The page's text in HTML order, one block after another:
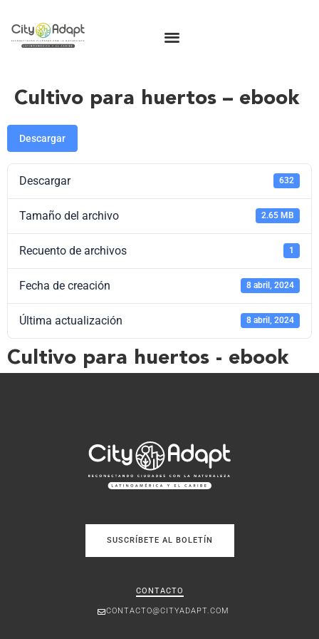
Cultivo para huertos – ebook
Descargar
Descargar 632
Tamaño del archivo 2.65 MB
Recuento de archivos 1
Fecha de creación 8 abril, 2024
Última actualización 8 abril, 2024
Cultivo para huertos - ebook
SUSCRÍBETE AL BOLETÍN
CONTACTO
CONTACTO@CITYADAPT.COM